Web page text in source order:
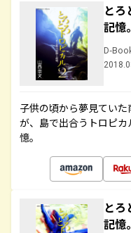
と
記
D-
子供の頃から夢見てい
が、島で出合うトロピ
憶。
と
記